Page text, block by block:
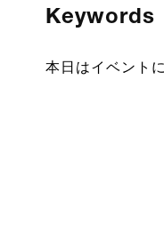
Keywords
本日はイベント